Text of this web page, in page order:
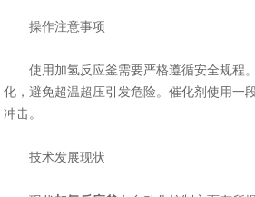
操作注意事项
使用加氢反应釜需要严格遵循安全规程。
化，避免超温超压引发危险。催化剂使用一
冲击。
技术发展现状